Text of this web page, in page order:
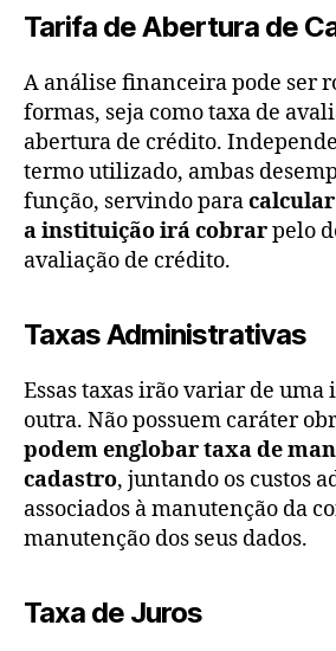
Tarifa de Abertura de
A análise financeira pode ser
formas, seja como taxa de
abertura de crédito.
termo utilizado, ambas
função, servindo para
a instituição irá cobrarpelo
avaliação de crédito.
Taxas Administrativas
Essas taxas irão variar de
outra. Não possuem caráter
podem englobar taxa de
cadastro, juntando os custos
associados à manutenção da
manutenção dos seus dados.
Taxa de Juros